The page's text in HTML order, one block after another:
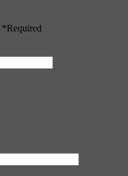
*Required